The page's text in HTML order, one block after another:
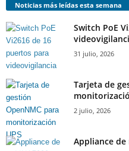
Noticias más leídas esta semana
Switch PoE
31 julio, 2026
Tarjeta de
2 julio, 2026
Appliance de